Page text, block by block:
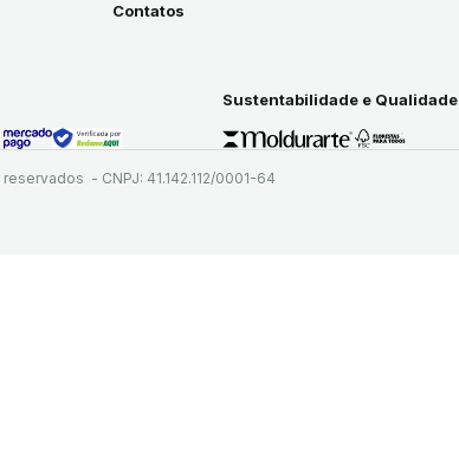
Contatos
Sustentabilidade e Qualidade
- CNPJ: 41.142.112/0001-64